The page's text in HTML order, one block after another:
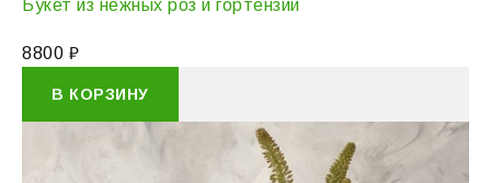
Букет из нежных роз и гортензий
8800 ₽
В КОРЗИНУ